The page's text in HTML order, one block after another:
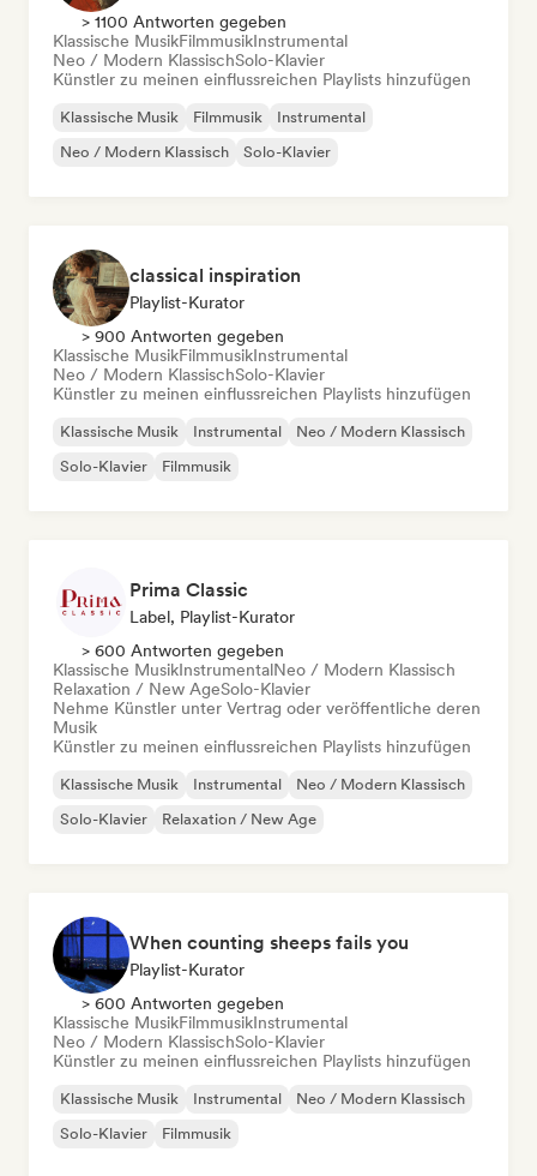
> 1100 Antworten gegeben
Klassische MusikFilmmusikInstrumental
Neo / Modern KlassischSolo-Klavier
Künstler zu meinen einflussreichen Playlists hinzufügen
Klassische Musik Filmmusik
Instrumental
Neo / Modern Klassisch
Solo-Klavier
classical inspiration
Playlist-Kurator
> 900 Antworten gegeben
Klassische MusikFilmmusikInstrumental
Neo / Modern KlassischSolo-Klavier
Künstler zu meinen einflussreichen Playlists hinzufügen
Klassische Musik Instrumental
Neo / Modern Klassisch
Solo-Klavier
Filmmusik
Prima Classic
Label, Playlist-Kurator
> 600 Antworten gegeben
Klassische MusikInstrumentalNeo / Modern Klassisch
Relaxation / New AgeSolo-Klavier
Nehme Künstler unter Vertrag oder veröffentliche deren
Musik
Künstler zu meinen einflussreichen Playlists hinzufügen
Klassische Musik Instrumental
Neo / Modern Klassisch
Solo-Klavier
Relaxation / New Age
When counting sheeps fails you
Playlist-Kurator
> 600 Antworten gegeben
Klassische MusikFilmmusikInstrumental
Neo / Modern KlassischSolo-Klavier
Künstler zu meinen einflussreichen Playlists hinzufügen
Klassische Musik Instrumental
Neo / Modern Klassisch
Solo-Klavier
Filmmusik